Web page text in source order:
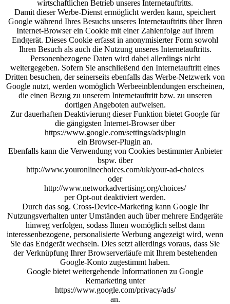
wirtschaftlichen Betrieb unseres Internetauftritts.
Damit dieser Werbe-Dienst ermöglicht werden kann, speichert
Google während Ihres Besuchs unseres Internetauftritts über Ihren
Internet-Browser ein Cookie mit einer Zahlenfolge auf Ihrem
Endgerät. Dieses Cookie erfasst in anonymisierter Form sowohl
Ihren Besuch als auch die Nutzung unseres Internetauftritts.
Personenbezogene Daten wird dabei allerdings nicht
weitergegeben. Sofern Sie anschließend den Internetauftritt eines
Dritten besuchen, der seinerseits ebenfalls das Werbe-Netzwerk von
Google nutzt, werden womöglich Werbeeinblendungen erscheinen,
die einen Bezug zu unserem Internetauftritt bzw. zu unseren
dortigen Angeboten aufweisen.
Zur dauerhaften Deaktivierung dieser Funktion bietet Google für
die gängigsten Internet-Browser über
https://www.google.com/settings/ads/plugin
ein Browser-Plugin an.
Ebenfalls kann die Verwendung von Cookies bestimmter Anbieter
bspw. über
http://www.youronlinechoices.com/uk/your-ad-choices
oder
http://www.networkadvertising.org/choices/
per Opt-out deaktiviert werden.
Durch das sog. Cross-Device-Marketing kann Google Ihr
Nutzungsverhalten unter Umständen auch über mehrere Endgeräte
hinweg verfolgen, sodass Ihnen womöglich selbst dann
interessenbezogene, personalisierte Werbung angezeigt wird, wenn
Sie das Endgerät wechseln. Dies setzt allerdings voraus, dass Sie
der Verknüpfung Ihrer Browserverläufe mit Ihrem bestehenden
Google-Konto zugestimmt haben.
Google bietet weitergehende Informationen zu Google
Remarketing unter
https://www.google.com/privacy/ads/
an.